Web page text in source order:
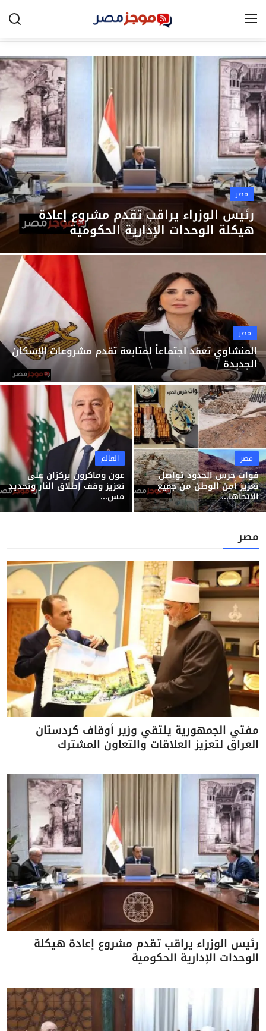
الرئيسية
مصر
الخليج
العالم
الرياضة
اقتصاد
تكنولوجيا
التعليم
منوعات
مصر
رئيس الوزراء يراقب تقدم مشروع إعادة
هيكلة الوحدات الإدارية الحكومية
مصر
المنشاوي تعقد اجتماعاً لمتابعة تقدم مشروعات الإسكان
الجديدة
مصر
قوات حرس الحدود تواصل
تعزيز أمن الوطن من جميع
الاتجاها...
العالم
عون وماكرون يركزان على
تعزيز وقف إطلاق النار وتحديد
مس...
مصر
مفتي الجمهورية يلتقي وزير أوقاف كردستان
العراق لتعزيز العلاقات والتعاون المشترك
رئيس الوزراء يراقب تقدم مشروع إعادة هيكلة
الوحدات الإدارية الحكومية